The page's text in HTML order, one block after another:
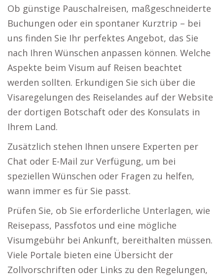
Ob günstige Pauschalreisen, maßgeschneiderte
Buchungen oder ein spontaner Kurztrip – bei
uns finden Sie Ihr perfektes Angebot, das Sie
nach Ihren Wünschen anpassen können. Welche
Aspekte beim Visum auf Reisen beachtet
werden sollten. Erkundigen Sie sich über die
Visaregelungen des Reiselandes auf der Website
der dortigen Botschaft oder des Konsulats in
Ihrem Land.
Zusätzlich stehen Ihnen unsere Experten per
Chat oder E-Mail zur Verfügung, um bei
speziellen Wünschen oder Fragen zu helfen,
wann immer es für Sie passt.
Prüfen Sie, ob Sie erforderliche Unterlagen, wie
Reisepass, Passfotos und eine mögliche
Visumgebühr bei Ankunft, bereithalten müssen.
Viele Portale bieten eine Übersicht der
Zollvorschriften oder Links zu den Regelungen,